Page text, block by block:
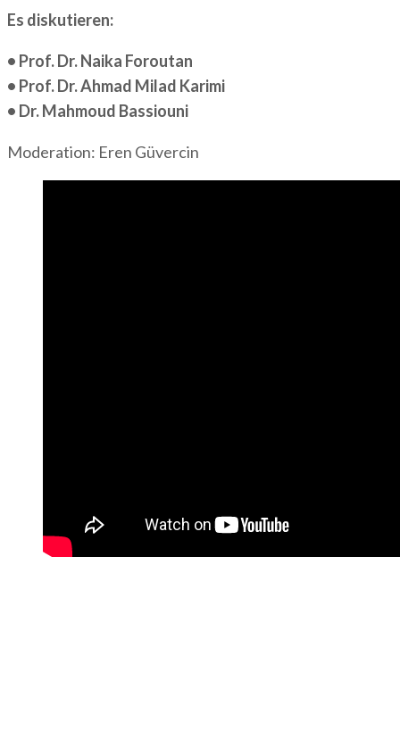
Es diskutieren:
• Prof. Dr. Naika Foroutan
• Prof. Dr. Ahmad Milad Karimi
• Dr. Mahmoud Bassiouni
Moderation: Eren Güvercin